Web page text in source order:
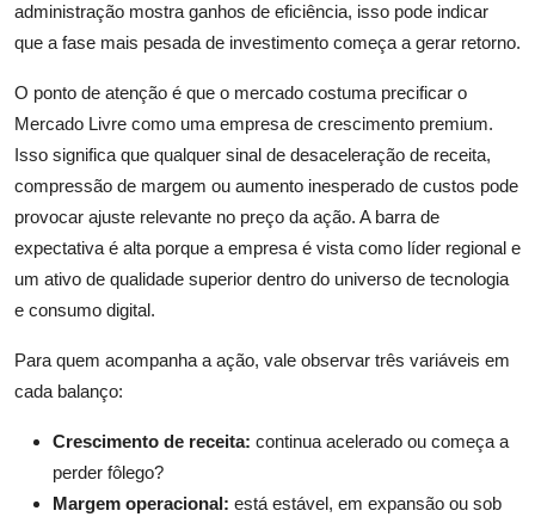
administração mostra ganhos de eficiência, isso pode indicar
que a fase mais pesada de investimento começa a gerar retorno.
O ponto de atenção é que o mercado costuma precificar o
Mercado Livre como uma empresa de crescimento premium.
Isso significa que qualquer sinal de desaceleração de receita,
compressão de margem ou aumento inesperado de custos pode
provocar ajuste relevante no preço da ação. A barra de
expectativa é alta porque a empresa é vista como líder regional e
um ativo de qualidade superior dentro do universo de tecnologia
e consumo digital.
Para quem acompanha a ação, vale observar três variáveis em
cada balanço:
Crescimento de receita: continua acelerado ou começa a
perder fôlego?
Margem operacional: está estável, em expansão ou sob